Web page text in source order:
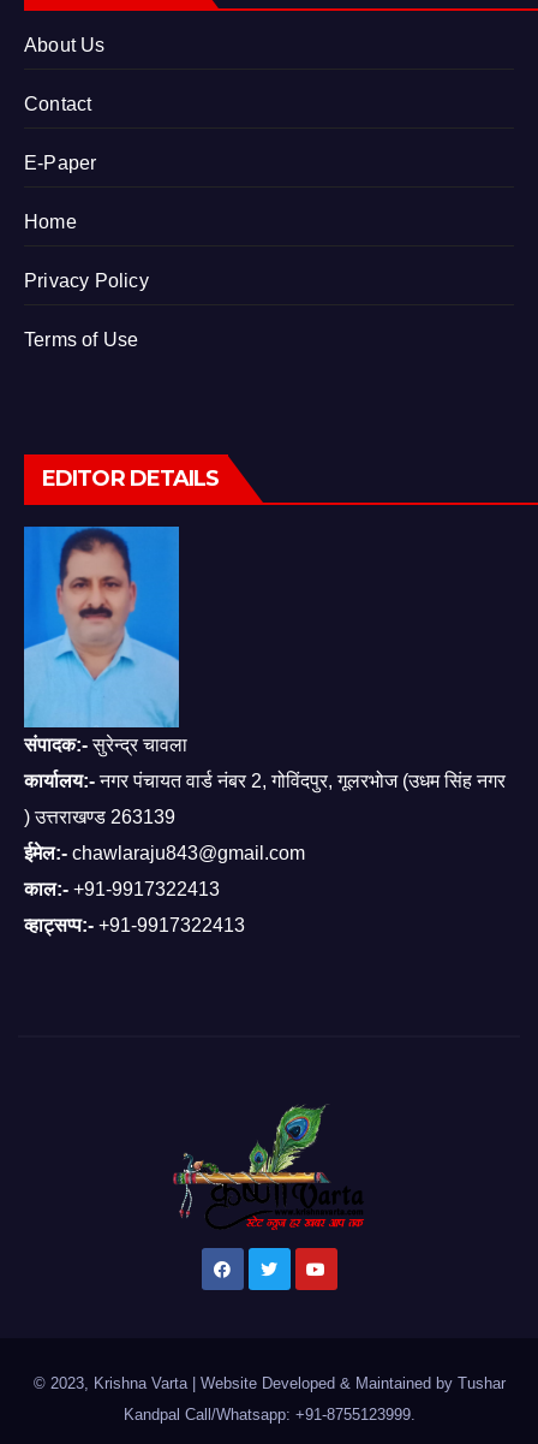
About Us
Contact
E-Paper
Home
Privacy Policy
Terms of Use
EDITOR DETAILS
संपादक:-सुरेन्द्र चावला
कार्यालय:-नगर पंचायत वार्ड नंबर 2, गोविंदपुर, गूलरभोज (उधम सिंह नगर
) उत्तराखण्ड 263139
ईमेल:- chawlaraju843@gmail.com
काल:- +91-9917322413
व्हाट्सप्प:- +91-9917322413
© 2023, Krishna Varta| Website Developed & Maintained by Tushar
Kandpal Call/Whatsapp: +91-8755123999.